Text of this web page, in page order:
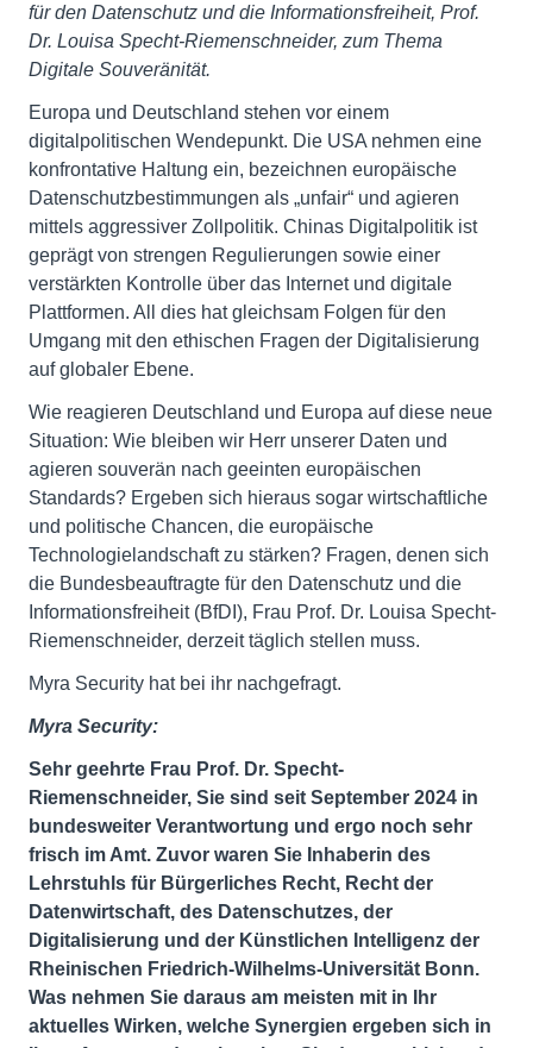
für den Datenschutz und die Informationsfreiheit, Prof.
Dr. Louisa Specht-Riemenschneider, zum Thema
Digitale Souveränität.
Europa und Deutschland stehen vor einem
digitalpolitischen Wendepunkt. Die USA nehmen eine
konfrontative Haltung ein, bezeichnen europäische
Datenschutzbestimmungen als „unfair“ und agieren
mittels aggressiver Zollpolitik. Chinas Digitalpolitik ist
geprägt von strengen Regulierungen sowie einer
verstärkten Kontrolle über das Internet und digitale
Plattformen. All dies hat gleichsam Folgen für den
Umgang mit den ethischen Fragen der Digitalisierung
auf globaler Ebene.
Wie reagieren Deutschland und Europa auf diese neue
Situation: Wie bleiben wir Herr unserer Daten und
agieren souverän nach geeinten europäischen
Standards? Ergeben sich hieraus sogar wirtschaftliche
und politische Chancen, die europäische
Technologielandschaft zu stärken? Fragen, denen sich
die Bundesbeauftragte für den Datenschutz und die
Informationsfreiheit (BfDI), Frau Prof. Dr. Louisa Specht-
Riemenschneider, derzeit täglich stellen muss.
Myra Security hat bei ihr nachgefragt.
Myra Security:
Sehr geehrte Frau Prof. Dr. Specht-
Riemenschneider, Sie sind seit September 2024 in
bundesweiter Verantwortung und ergo noch sehr
frisch im Amt. Zuvor waren Sie Inhaberin des
Lehrstuhls für Bürgerliches Recht, Recht der
Datenwirtschaft, des Datenschutzes, der
Digitalisierung und der Künstlichen Intelligenz der
Rheinischen Friedrich-Wilhelms-Universität Bonn.
Was nehmen Sie daraus am meisten mit in Ihr
aktuelles Wirken, welche Synergien ergeben sich in